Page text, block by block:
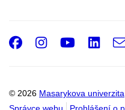
© 2026 Masarykova univerzita
Facebook